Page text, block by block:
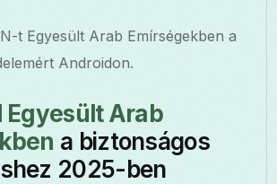
t Egyesült Arab Emírségekben a
Androidon.
Egyesült Arab
a biztonságos
2025-ben